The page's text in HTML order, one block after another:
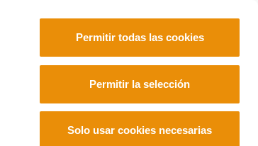
Permitir todas las cookies
Permitir la selección
Solo usar cookies necesarias